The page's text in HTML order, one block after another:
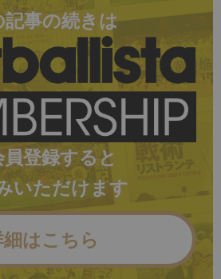
記事の続きは
員登録すると
いただけます
細はこちら